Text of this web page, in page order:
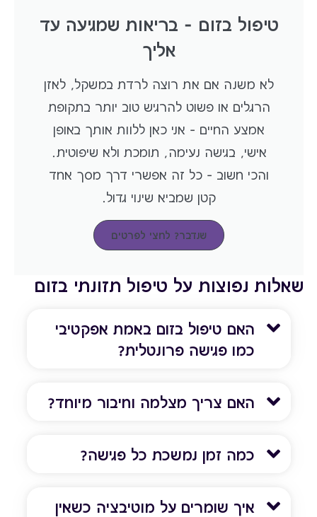
טיפול בזום – בריאות שמגיעה עד
אליך
לא משנה אם את רוצה לרדת במשקל, לאזן
הרגלים או פשוט להרגיש טוב יותר בתקופת
אמצע החיים – אני כאן ללוות אותך באופן
אישי, בגישה נעימה, תומכת ולא שיפוטית.
והכי חשוב – כל זה אפשרי דרך מסך אחד
קטן שמביא שינוי גדול.
שנדבר? לחצי לפרטים
שאלות נפוצות על טיפול תזונתי בזום
האם טיפול בזום באמת אפקטיבי
כמו פגישה פרונטלית?
האם צריך מצלמה וחיבור מיוחד?
כמה זמן נמשכת כל פגישה?
איך שומרים על מוטיבציה כשאין